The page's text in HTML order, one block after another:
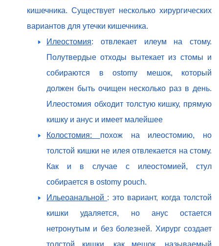
кишечника. Существует несколько хирургических
вариантов для утечки кишечника.
Илеостомия: отвлекает илеум на стому.
Полутвердые отходы вытекает из стомы и
собираются в ostomy мешок, который
должен быть очищен несколько раз в день.
Илеостомия обходит толстую кишку, прямую
кишку и анус и имеет малейшее
Колостомия: похож на илеостомию, но
толстой кишки не илея отвлекается на стому.
Как и в случае с илеостомией, стул
собирается в ostomy pouch.
Ильеоанальной : это вариант, когда толстой
кишки удаляется, но анус остается
нетронутым и без болезней. Хирург создает
толстой кишки, как мешок, называемый